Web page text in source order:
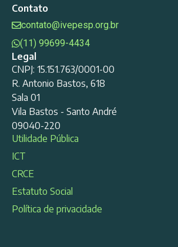
Contato
contato@ivepesp.org.br
(11) 99699-4434
Legal
CNPJ: 15.151.763/0001-00
R. Antonio Bastos, 618
Sala 01
Vila Bastos - Santo André
09040-220
Utilidade Pública
ICT
CRCE
Estatuto Social
Política de privacidade